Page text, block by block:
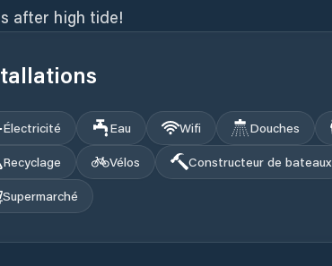
after high tide!
Électricité Eau Wifi Douches
Recyclage
Vélos Constructeur de bateaux
Supermarché